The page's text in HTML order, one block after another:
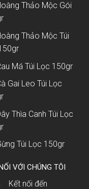
Thảo Mộc Gói
Thảo Mộc Túi
Má Túi Lọc 150gr
Gai Leo Túi Lọc
Thìa Canh Túi Lọc
Túi Lọc 150gr
VỚI CHÚNG TÔI
Kết nối đến